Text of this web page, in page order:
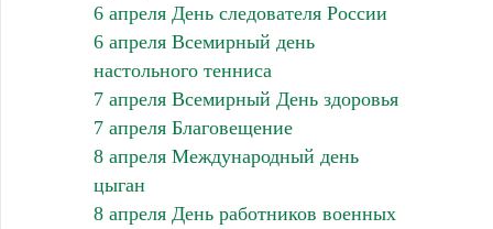
6 апреля День следователя России
6 апреля Всемирный день
настольного тенниса
7 апреля Всемирный День здоровья
7 апреля Благовещение
8 апреля Международный день
цыган
8 апреля День работников военных